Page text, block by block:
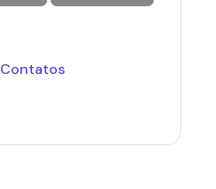
Contatos